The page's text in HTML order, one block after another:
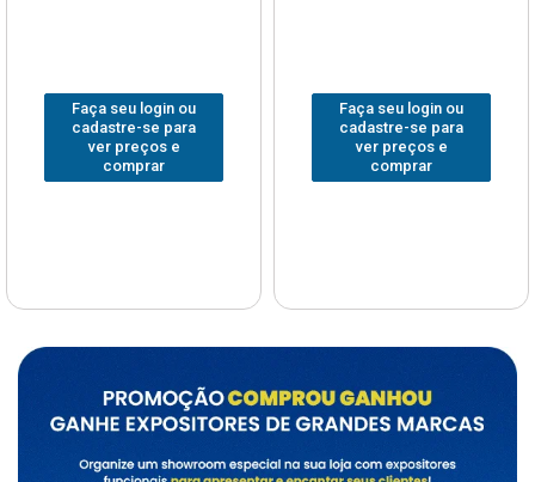
Faça seu login ou
cadastre-se para
ver preços e
comprar
Faça seu login ou
cadastre-se para
ver preços e
comprar